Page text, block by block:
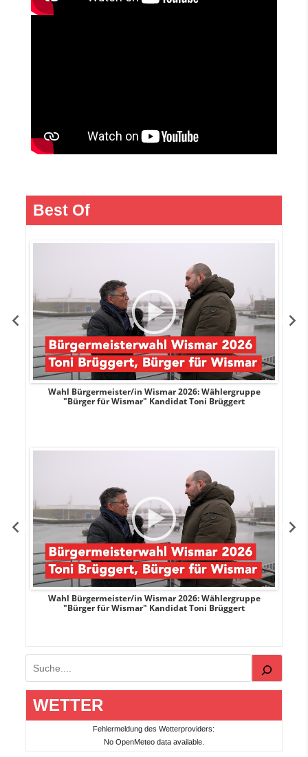
Best Of
Wahl Bürgermeister/in Wismar 2026: Wählergruppe
"Bürger für Wismar" Kandidat Toni Brüggert
Wahl Bürgermeister/in Wismar 2026: Wählergruppe
"Bürger für Wismar" Kandidat Toni Brüggert
Suchen
WETTER
Fehlermeldung des Wetterproviders:
No OpenMeteo data available.